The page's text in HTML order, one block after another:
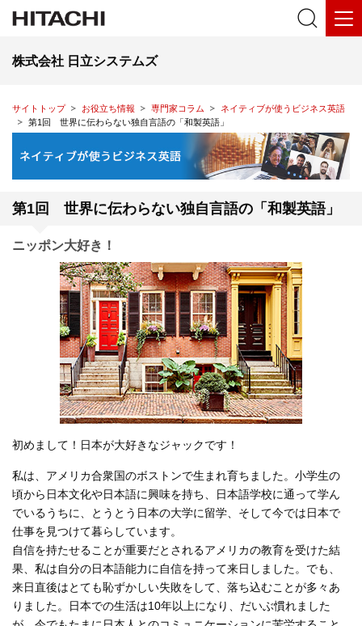
株式会社 日立システムズ
サイトトップ お役立ち情報 専門家コラム
ネイティブが使うビジネス英語
第1回 世界に伝わらない独自言語の「和製英語」
第1回 世界に伝わらない独自言語の「和製英語」
ニッポン大好き！
初めまして！日本が大好きなジャックです！
私は、アメリカ合衆国のボストンで生まれ育ちました。小学生の
頃から日本文化や日本語に興味を持ち、日本語学校に通って学ん
でいるうちに、とうとう日本の大学に留学、そして今では日本で
仕事を見つけて暮らしています。
自信を持たせることが重要だとされるアメリカの教育を受けた結
果、私は自分の日本語能力に自信を持って来日しました。でも、
来日直後はとても恥ずかしい失敗をして、落ち込むことが多々あ
りました。日本での生活は10年以上になり、だいぶ慣れました